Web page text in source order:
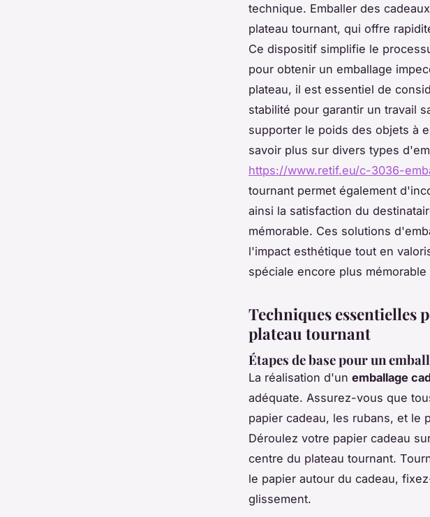
technique. Emballer des
plateau tournant, qui offre
Ce dispositif simplifie le
pour obtenir un emballage
plateau, il est essentiel de
stabilité pour garantir un travail
supporter le poids des objets à
savoir plus sur divers types
https://www.retif.eu/c-3036-
tournant permet également
ainsi la satisfaction du
mémorable. Ces solutions
l'impact esthétique tout en
spéciale encore plus mémorable
Techniques essentielles
plateau tournant
Étapes de base pour un
La réalisation d'un emballage
adéquate. Assurez-vous que
papier cadeau, les rubans, et le
Déroulez votre papier cadeau
centre du plateau tournant.
le papier autour du cadeau,
glissement.